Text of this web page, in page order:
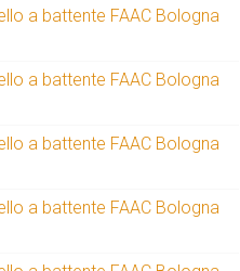
a battente FAAC Bologna
a battente FAAC Bologna
a battente FAAC Bologna
a battente FAAC Bologna